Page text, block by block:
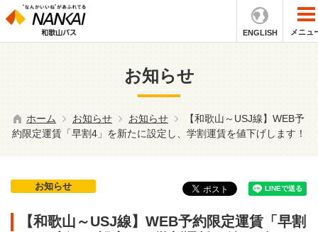
ENGLISH メニュ
お知らせ
ホーム お知らせ お知らせ
【和歌山～USJ線】WEB予
約限定運賃「早割4」を新たに設定し、学割運賃を値下げします！
お知らせ
【和歌山～USJ線】WEB予約限定運賃「早割